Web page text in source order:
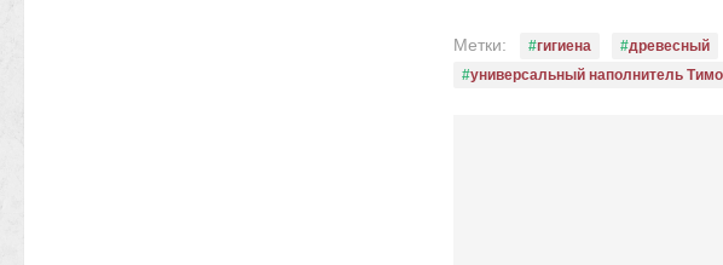
Метки: гигиена древесный
универсальный наполнитель